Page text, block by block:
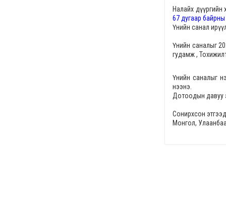
Налайх
67 дугаар
Үнийн санал
Үнийн саналыг
гудамж ,
Үнийн саналыг
нээнэ.
Дотоодын давуу
Сонирхсон
Монгол,